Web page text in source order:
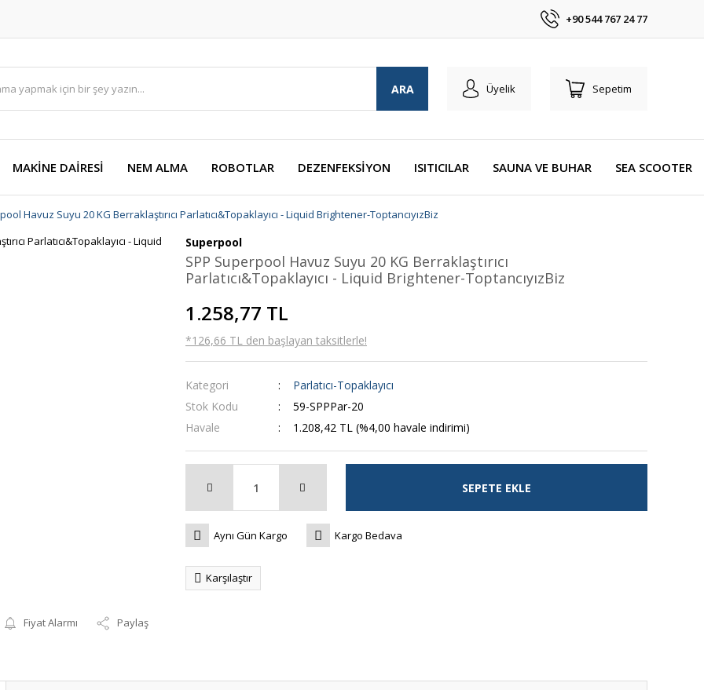
+90 544 767 24 77
ARA Üyelik Sepetim
MAKİNE DAİRESİ NEM ALMA ROBOTLAR DEZENFEKSİYON ISITICILAR SAUNA VE BUHAR SEA SCOOTER
Havuz Suyu 20 KG Berraklaştırıcı Parlatıcı&Topaklayıcı - Liquid Brightener-ToptancıyızBiz
Fiyat Alarmı Paylaş
Superpool
SPP Superpool Havuz Suyu 20 KG Berraklaştırıcı
Parlatıcı&Topaklayıcı - Liquid Brightener-ToptancıyızBiz
1.258,77 TL
*126,66 TL den başlayan taksitlerle!
Kategori
Parlatıcı-Topaklayıcı
Stok Kodu
59-SPPPar-20
Havale
1.208,42 TL (%4,00 havale indirimi)
SEPETE EKLE
Aynı Gün Kargo Kargo Bedava
Karşılaştır